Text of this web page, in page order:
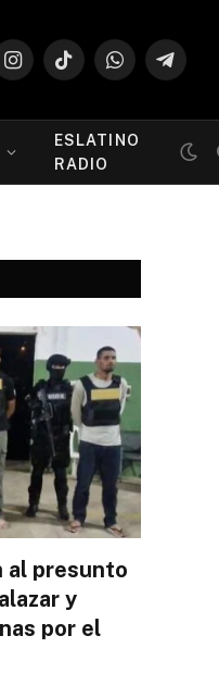
InstagramTikTokWhatsApp
ESLATINO
RADIO
al presunto
y
por el